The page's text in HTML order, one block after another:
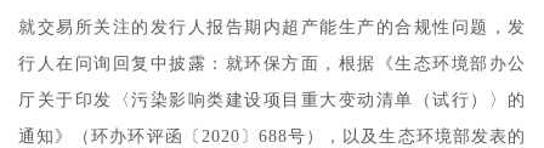
就交易所关注的发行人报告期内超产能生产的合规性问题，发
行人在问询回复中披露：就环保方面，根据《生态环境部办公
厅关于印发〈污染影响类建设项目重大变动清单（试行）〉的
通知》（环办环评函〔2020〕688号），以及生态环境部发表的